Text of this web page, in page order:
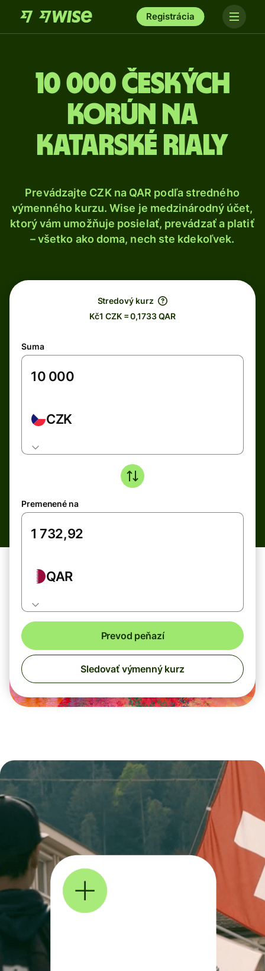
Registrácia
10 000 Českých
korún na
katarské rialy
Prevádzajte CZK na QAR podľa stredného
výmenného kurzu. Wise je medzinárodný účet,
ktorý vám umožňuje posielať, prevádzať a platiť
– všetko ako doma, nech ste kdekoľvek.
Stredový kurz
Kč1 CZK = 0,1733 QAR
Suma
CZK
Premenené na
QAR
Prevod peňazí
Sledovať výmenný kurz